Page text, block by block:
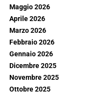
Maggio 2026
Aprile 2026
Marzo 2026
Febbraio 2026
Gennaio 2026
Dicembre 2025
Novembre 2025
Ottobre 2025